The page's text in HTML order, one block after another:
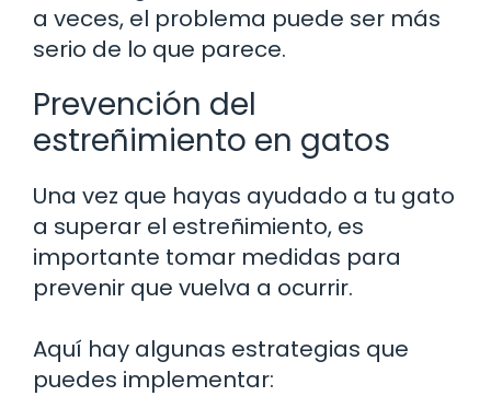
a veces, el problema puede ser más
serio de lo que parece.
Prevención del
estreñimiento en gatos
Una vez que hayas ayudado a tu gato
a superar el estreñimiento, es
importante tomar medidas para
prevenir que vuelva a ocurrir.
Aquí hay algunas estrategias que
puedes implementar: